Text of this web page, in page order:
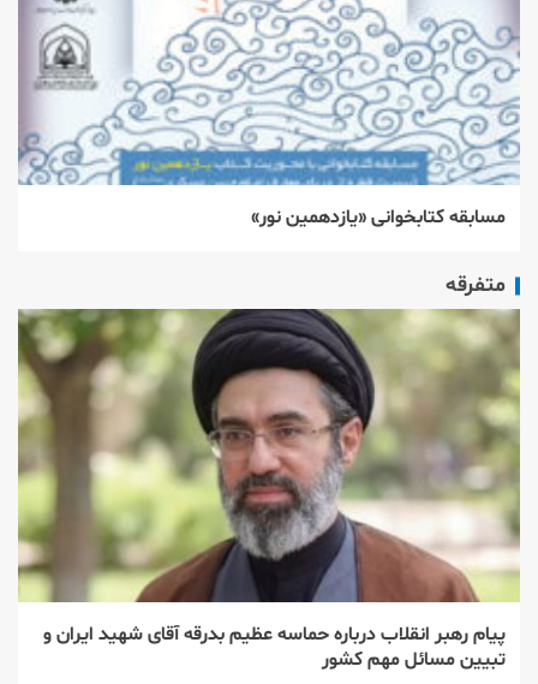
مسابقه كتابخوانی «یازدهمین نور»
متفرقه
پیام رهبر انقلاب درباره حماسه عظیم بدرقه آقای شهید ایران و
تبیین مسائل مهم کشور